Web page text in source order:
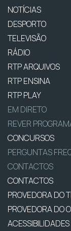
NOTÍCIAS
DESPORTO
TELEVISÃO
RÁDIO
RTP ARQUIVOS
RTP ENSINA
RTP PLAY
EM DIRETO
REVER
CONCURSOS
PERGUNTAS
CONTACTOS
CONTACTOS
PROVEDORA DO
PROVEDORA DO
ACESSIBILIDADES